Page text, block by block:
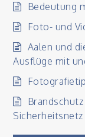
Bedeutung
Foto- und
Aalen und
Ausflüge mit